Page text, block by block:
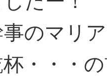
事のマリ
・・・